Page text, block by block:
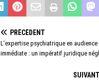
PRÉCÉDENT
L’expertise psychiatrique en
immédiate : un impératif juridique
SUIVANT